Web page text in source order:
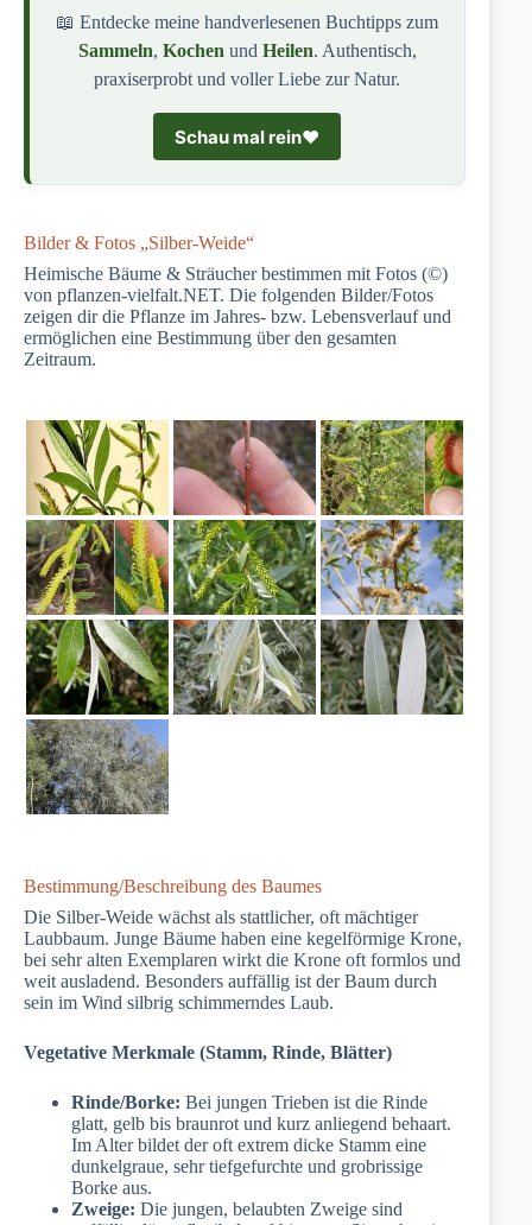
📖 Entdecke meine handverlesenen Buchtipps zum
Sammeln, Kochen und Heilen. Authentisch,
praxiserprobt und voller Liebe zur Natur.
Schau mal rein❤️
Bilder & Fotos „Silber-Weide“
Heimische Bäume & Sträucher bestimmen mit Fotos (©)
von pflanzen-vielfalt.NET. Die folgenden Bilder/Fotos
zeigen dir die Pflanze im Jahres- bzw. Lebensverlauf und
ermöglichen eine Bestimmung über den gesamten
Zeitraum.
Bestimmung/Beschreibung des Baumes
Die Silber-Weide wächst als stattlicher, oft mächtiger
Laubbaum. Junge Bäume haben eine kegelförmige Krone,
bei sehr alten Exemplaren wirkt die Krone oft formlos und
weit ausladend. Besonders auffällig ist der Baum durch
sein im Wind silbrig schimmerndes Laub.
Vegetative Merkmale (Stamm, Rinde, Blätter)
Rinde/Borke: Bei jungen Trieben ist die Rinde
glatt, gelb bis braunrot und kurz anliegend behaart.
Im Alter bildet der oft extrem dicke Stamm eine
dunkelgraue, sehr tiefgefurchte und grobrissige
Borke aus.
Zweige: Die jungen, belaubten Zweige sind